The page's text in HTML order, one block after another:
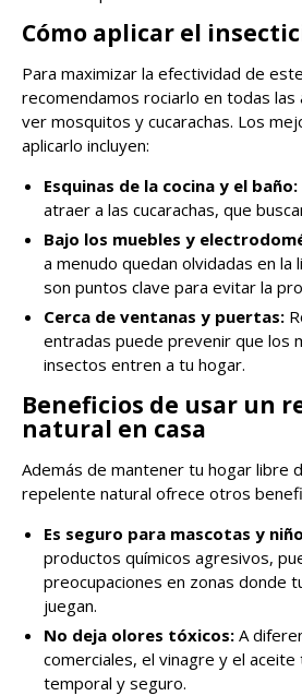
Cómo aplicar el
Para maximizar la efectividad de
recomendamos rociarlo en todas las
ver mosquitos y cucarachas. Los
aplicarlo incluyen:
Esquinas de la cocina y el baño:
atraer a las cucarachas, que
Bajo los muebles y
a menudo quedan olvidadas en la
son puntos clave para evitar la
Cerca de ventanas y puertas:
entradas puede prevenir que los
insectos entren a tu hogar.
Beneficios de usar un
natural en casa
Además de mantener tu hogar libre
repelente natural ofrece otros
Es seguro para mascotas y
productos químicos agresivos,
preocupaciones en zonas donde
juegan.
No deja olores tóxicos: A
comerciales, el vinagre y el aceite
temporal y seguro.